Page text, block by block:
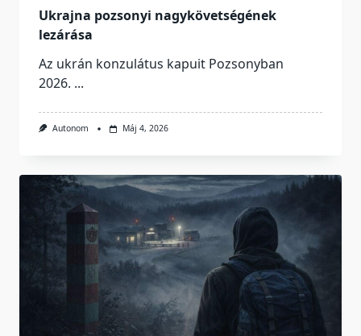
Ukrajna pozsonyi nagykövetségének
lezárása
Az ukrán konzulátus kapuit Pozsonyban
2026. ...
Autonom Máj 4, 2026